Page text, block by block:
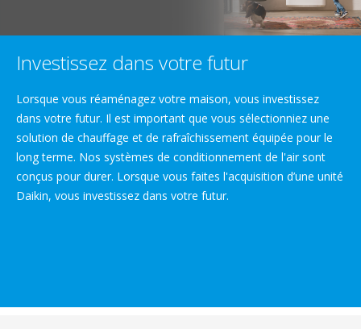
Investissez dans votre futur
Lorsque vous réaménagez votre maison, vous investissez
dans votre futur. Il est important que vous sélectionniez une
solution de chauffage et de rafraîchissement équipée pour le
long terme. Nos systèmes de conditionnement de l'air sont
conçus pour durer. Lorsque vous faites l'acquisition d’une unité
Daikin, vous investissez dans votre futur.